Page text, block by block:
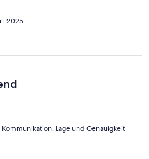
2025
Lage und Genauigkeit